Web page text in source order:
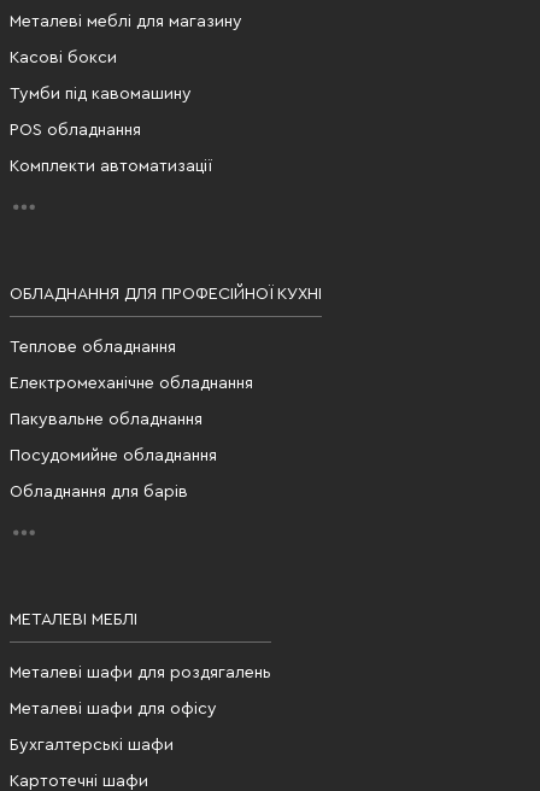
Металеві меблі для магазину
Касові бокси
Тумби під кавомашину
POS обладнання
Комплекти автоматизації
ОБЛАДНАННЯ ДЛЯ ПРОФЕСІЙНОЇ КУХНІ
Теплове обладнання
Електромеханічне обладнання
Пакувальне обладнання
Посудомийне обладнання
Обладнання для барів
МЕТАЛЕВІ МЕБЛІ
Металеві шафи для роздягалень
Металеві шафи для офісу
Бухгалтерські шафи
Картотечні шафи